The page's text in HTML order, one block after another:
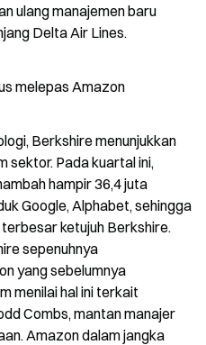
ulang manajemen baru
Delta Air Lines.
melepas Amazon
Berkshire menunjukkan
sektor. Pada kuartal ini,
hampir 36,4 juta
Google, Alphabet, sehingga
ketujuh Berkshire.
sepenuhnya
yang sebelumnya
menilai hal ini terkait
Combs, mantan manajer
Amazon dalam jangka